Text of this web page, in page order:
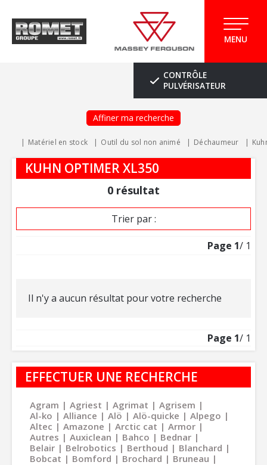
MENU
CONTRÔLE
PULVÉRISATEUR
Affiner ma recherche
Matériel en stock Outil du sol non animé Déchaumeur
KUHN OPTIMER XL350
0 résultat
Trier par :
Page 1/ 1
Il n'y a aucun résultat pour votre recherche
Page 1/ 1
EFFECTUER UNE RECHERCHE
Agram Agriest Agrimat
Agrisem
Al-ko
Alliance Alö Alö-quicke
Alpego
Altec
Amazone Arctic cat
Armor
Autres
Auxiclean Bahco
Bednar
Belair
Belrobotics Berthoud
Blanchard
Bobcat
Bomford Brochard
Bruneau